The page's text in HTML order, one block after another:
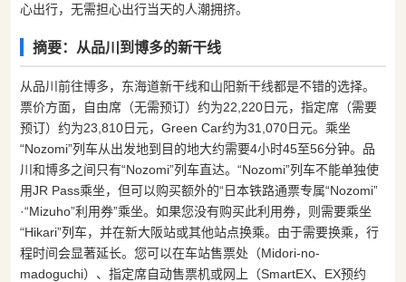
心出行，无需担心出行当天的人潮拥挤。
摘要：从品川到博多的新干线
从品川前往博多，东海道新干线和山阳新干线都是不错的选择。
票价方面，自由席（无需预订）约为22,220日元，指定席（需要
预订）约为23,810日元，Green Car约为31,070日元。乘坐
“Nozomi”列车从出发地到目的地大约需要4小时45至56分钟。品
川和博多之间只有“Nozomi”列车直达。“Nozomi”列车不能单独使
用JR Pass乘坐，但可以购买额外的“日本铁路通票专属“Nozomi”
·“Mizuho”利用券”乘坐。如果您没有购买此利用券，则需要乘坐
“Hikari”列车，并在新大阪站或其他站点换乘。由于需要换乘，行
程时间会显著延长。您可以在车站售票处（Midori-no-
madoguchi）、指定席自动售票机或网上（SmartEX、EX预约